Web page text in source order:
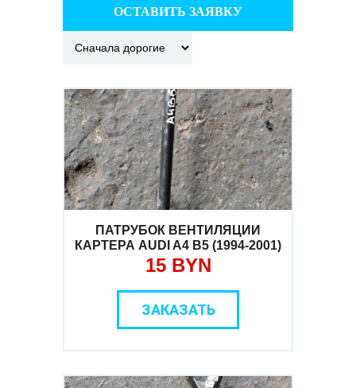
ОСТАВИТЬ ЗАЯВКУ
ПАТРУБОК ВЕНТИЛЯЦИИ
КАРТЕРА AUDI A4 B5 (1994-2001)
15 BYN
ЗАКАЗАТЬ